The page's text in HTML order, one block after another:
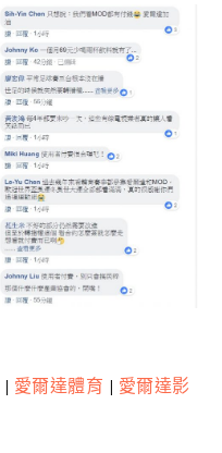
| 愛爾達體育 | 愛爾達影